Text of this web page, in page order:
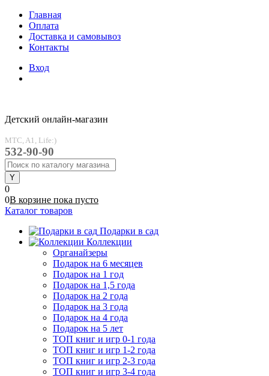
Главная
Оплата
Доставка и самовывоз
Контакты
Вход
Детский онлайн-магазин
MTC, A1, Life:)
532-90-90
0
0В корзине пока пусто
Каталог товаров
Подарки в сад
Коллекции
Органайзеры
Подарок на 6 месяцев
Подарок на 1 год
Подарок на 1,5 года
Подарок на 2 года
Подарок на 3 года
Подарок на 4 года
Подарок на 5 лет
ТОП книг и игр 0-1 года
ТОП книг и игр 1-2 года
ТОП книг и игр 2-3 года
ТОП книг и игр 3-4 года